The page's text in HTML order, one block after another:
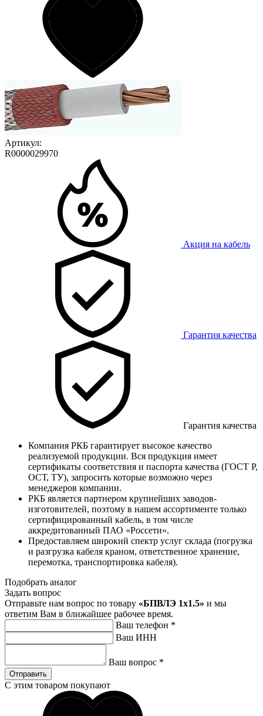
Артикул:
R0000029970
Акция на кабель
Гарантия качества
Гарантия качества
Компания РКБ гарантирует высокое качество
реализуемой продукции. Вся продукция имеет
сертификаты соответствия и паспорта качества (ГОСТ Р,
ОСТ, ТУ), запросить которые возможно через
менеджеров компании.
РКБ является партнером крупнейших заводов-
изготовителей, поэтому в нашем ассортименте только
сертифицированный кабель, в том числе
аккредитованный ПАО «Россети».
Предоставляем широкий спектр услуг склада (погрузка
и разгрузка кабеля краном, ответственное хранение,
перемотка, транспортировка кабеля).
Подобрать аналог
Задать вопрос
Отправьте нам вопрос по товару «БПВЛЭ 1x1.5» и мы
ответим Вам в ближайшее рабочее время.
Ваш телефон *
Ваш ИНН
Ваш вопрос *
Отправить
С этим товаром покупают